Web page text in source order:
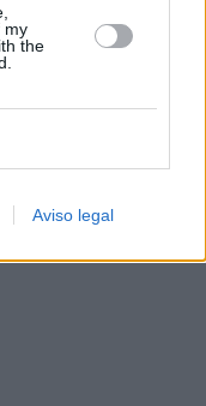
my
the
Aviso legal